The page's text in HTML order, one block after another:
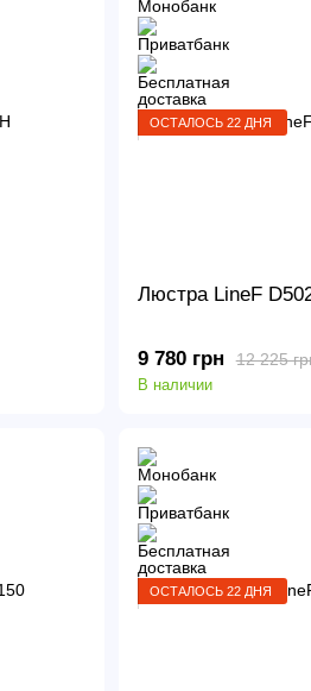
ОСТАЛОСЬ 22 ДНЯ
Люстра LineF
12 225
9 780 грн
В наличии
ОСТАЛОСЬ 22 ДНЯ